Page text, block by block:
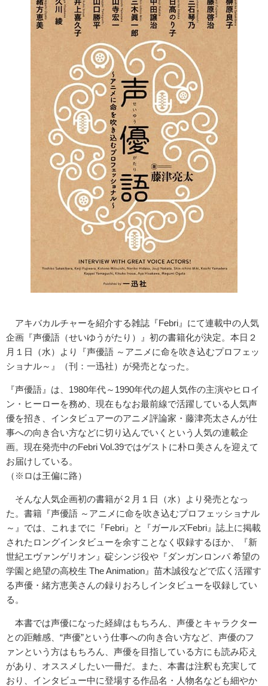
アキバカルチャーを紹介する雑誌『Febri』にて連載中の人気
企画『声優語（せいゆうがたり）』初の書籍化が決定。本日２
月１日（水）より『声優語 ～アニメに命を吹き込むプロフェッ
ショナル～』（刊：一迅社）が発売となった。
『声優語』は、1980年代～1990年代の超人気作の主演やヒロイ
ン・ヒーローを務め、現在もなお最前線で活躍している人気声
優を招き、インタビュアーのアニメ評論家・藤津亮太さんが仕
事への向き合い方などに切り込んでいくという人気の連載企
画。現在発売中のFebri Vol.39ではゲストに朴ロ美さんを迎えて
お届けしている。
（※ロは王偏に路）
そんな人気企画初の書籍が２月１日（水）より発売となっ
た。書籍『声優語 ～アニメに命を吹き込むプロフェッショナル
～』では、これまでに『Febri』と『ガールズFebri』誌上に掲載
されたロングインタビューを余すことなく収録するほか、『新
世紀エヴァンゲリオン』碇シンジ役や『ダンガンロンパ 希望の
学園と絶望の高校生 The Animation』苗木誠役などで広く活躍す
る声優・緒方恵美さんの録りおろしインタビューを収録してい
る。
本書では声優になった経緯はもちろん、声優とキャラクター
との距離感、“声優”という仕事への向き合い方など、声優のフ
ァンという方はもちろん、声優を目指している方にも読み応え
があり、オススメしたい一冊だ。また、本書は注釈も充実して
おり、インタビュー中に登場する作品名・人物名なども細やか